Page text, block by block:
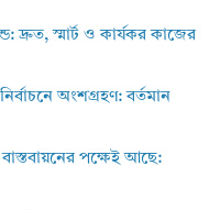
দ্রুত, স্মার্ট ও কার্যকর কাজের
অংশগ্রহণ: বর্তমান
পক্ষেই আছে: